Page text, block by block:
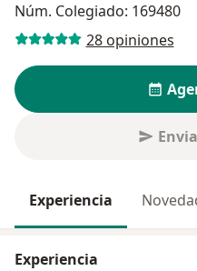
Núm. Colegiado: 169480
28 opiniones
Experiencia
Experiencia